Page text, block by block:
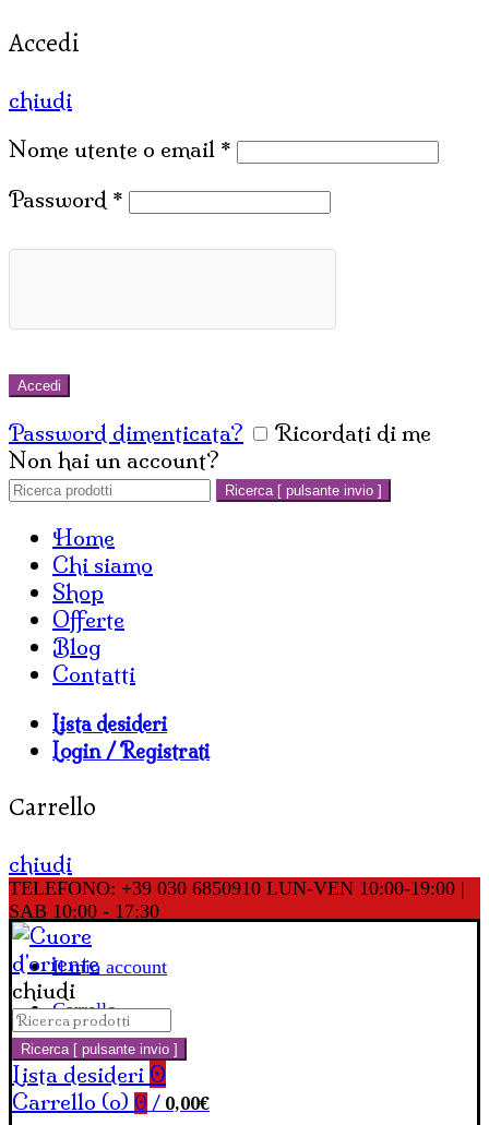
Accedi
chiudi
Nome utente o email *
Password *
Accedi
Password dimenticata?
Ricordati di me
Non hai un account?
Cerca:
Ricerca [ pulsante invio ]
Home
Chi siamo
Shop
Offerte
Blog
Contatti
Lista desideri
Login / Registrati
Carrello
chiudi
TELEFONO: +39 030 6850910 LUN-VEN 10:00-19:00 |
SAB 10:00 - 17:30
Il mio account
Carrello
chiudi
Cerca:
Ricerca [ pulsante invio ]
Lista desideri 0
Carrello (o) 0 / 0,00€